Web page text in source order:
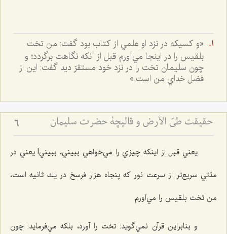
«و كسيكه در نزد او علمي از كتاب بود گفت: من تخت
بلقيس را در اينجا مي‌آورم قبل از آنكه نگاهت برگردد؛ و
چون سليمان تخت را در نزد خود مستقرّ ديد گفت: اين از
فضل خداي من است.»
حقيقت طيّ الأرض و قاليچة حضرت سليمان 6
يعني قبل از اينكه چيزي را مي‌خواهي ببيني، ببيني! يعني در
مدّتي سريع‌تر از سرعت نور كه پنجاه هزار فرسخ در يك ثانيه است،
من تخت بلقيس را مي‌آورم.
و بنابراين قرآن نمي‌گويد: تخت را آورد، بلكه مي‌فرمايد: چون